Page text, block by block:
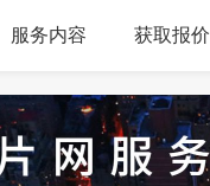
服务内容 获取报价